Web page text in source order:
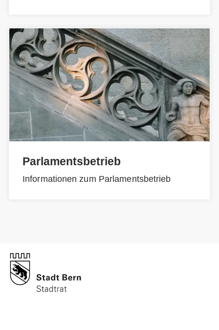
Parlamentsbetrieb
Informationen zum Parlamentsbetrieb